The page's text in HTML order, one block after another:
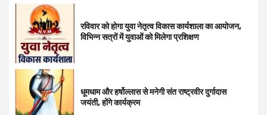
रविवार को होगा युवा नेतृत्व विकास कार्यशाला का आयोजन,
विभिन्न सत्रों में युवाओं को मिलेगा प्रशिक्षण
धूमधाम और हर्षोल्लास से मनेगी संत राष्ट्रवीर दुर्गादास
जयंती, होंगे कार्यक्रम